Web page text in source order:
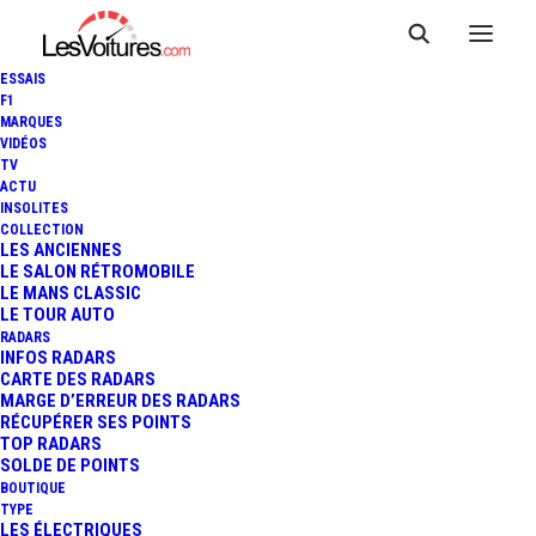
ESSAIS
F1
MARQUES
VIDÉOS
TV
ACTU
INSOLITES
COLLECTION
LES ANCIENNES
LE SALON RÉTROMOBILE
LE MANS CLASSIC
LE TOUR AUTO
RADARS
INFOS RADARS
CARTE DES RADARS
MARGE D’ERREUR DES RADARS
RÉCUPÉRER SES POINTS
TOP RADARS
SOLDE DE POINTS
BOUTIQUE
TYPE
LES ÉLECTRIQUES